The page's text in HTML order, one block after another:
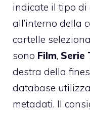
indicate il tipo di
all’interno della
cartelle
sono Film, Serie
destra della
database
metadati. Il